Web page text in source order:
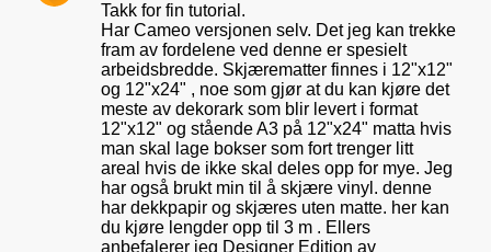
Takk for fin tutorial.
Har Cameo versjonen selv. Det jeg kan trekke
fram av fordelene ved denne er spesielt
arbeidsbredde. Skjærematter finnes i 12"x12"
og 12"x24" , noe som gjør at du kan kjøre det
meste av dekorark som blir levert i format
12"x12" og stående A3 på 12"x24" matta hvis
man skal lage bokser som fort trenger litt
areal hvis de ikke skal deles opp for mye. Jeg
har også brukt min til å skjære vinyl. denne
har dekkpapir og skjæres uten matte. her kan
du kjøre lengder opp til 3 m . Ellers
anbefalerer jeg Designer Edition av